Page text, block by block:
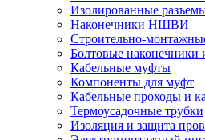
Изолированные
Наконечники НШВИ
Строительно-
Болтовые наконечники
Кабельные муфты
Компоненты для муфт
Кабельные проходы и
Термоусадочные трубки
Изоляция и защита